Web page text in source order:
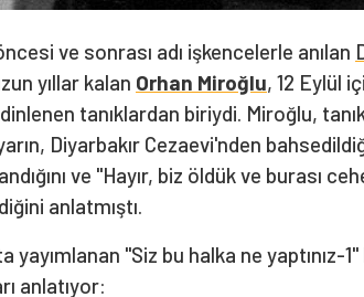
ve sonrası adı işkencelerle anılan
yıllar kalan Orhan Miroğlu, 12 Eylül
tanıklardan biriydi. Miroğlu,
Diyarbakır Cezaevi'nden
ve "Hayır, biz öldük ve burası
anlatmıştı.
"Siz bu halka ne yaptınız-1"
anlatıyor: